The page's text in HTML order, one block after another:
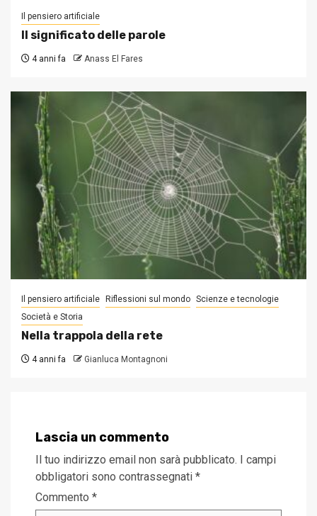
Il pensiero artificiale
Il significato delle parole
4 anni fa Anass El Fares
Il pensiero artificiale Riflessioni sul mondo Scienze e tecnologie
Società e Storia
Nella trappola della rete
4 anni fa Gianluca Montagnoni
Lascia un commento
Il tuo indirizzo email non sarà pubblicato.
I campi
obbligatori sono contrassegnati *
Commento *